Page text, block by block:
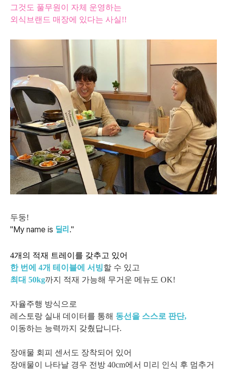
그것도 풀무원이 자체 운영하는
외식브랜드 매장에 있다는 사실!!
두둥!
"My name is 딜리 ."
4개의 적재 트레이를 갖추고 있어
한 번에 4개 테이블에 서빙할 수 있고
최대 50kg까지 적재 가능해 무거운 메뉴도 OK!
자율주행 방식으로
레스토랑 실내 데이터를 통해 동선을 스스로 판단,
이동하는 능력까지 갖췄답니다.
장애물 회피 센서도 장착되어 있어
장애물이 나타날 경우 전방 40cm에서 미리 인식 후 멈추거